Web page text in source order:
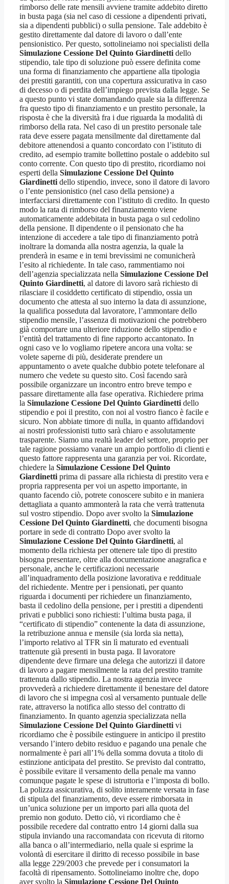
rimborso delle rate mensili avviene tramite addebito diretto
in busta paga (sia nel caso di cessione a dipendenti privati,
sia a dipendenti pubblici) o sulla pensione. Tale addebito è
gestito direttamente dal datore di lavoro o dall’ente
pensionistico. Per questo, sottolineiamo noi specialisti della
Simulazione Cessione Del Quinto Giardinetti dello
stipendio, tale tipo di soluzione può essere definita come
una forma di finanziamento che appartiene alla tipologia
dei prestiti garantiti, con una copertura assicurativa in caso
di decesso o di perdita dell’impiego prevista dalla legge. Se
a questo punto vi state domandando quale sia la differenza
fra questo tipo di finanziamento e un prestito personale, la
risposta è che la diversità fra i due riguarda la modalità di
rimborso della rata. Nel caso di un prestito personale tale
rata deve essere pagata mensilmente dal direttamente dal
debitore attenendosi a quanto concordato con l’istituto di
credito, ad esempio tramite bollettino postale o addebito sul
conto corrente. Con questo tipo di prestito, ricordiamo noi
esperti della Simulazione Cessione Del Quinto
Giardinetti dello stipendio, invece, sono il datore di lavoro
o l’ente pensionistico (nel caso della pensione) a
interfacciarsi direttamente con l’istituto di credito. In questo
modo la rata di rimborso del finanziamento viene
automaticamente addebitata in busta paga o sul cedolino
della pensione. Il dipendente o il pensionato che ha
intenzione di accedere a tale tipo di finanziamento potrà
inoltrare la domanda alla nostra agenzia, la quale la
prenderà in esame e in temi brevissimi ne comunicherà
l’esito al richiedente. In tale caso, rammentiamo noi
dell’agenzia specializzata nella Simulazione Cessione Del
Quinto Giardinetti, al datore di lavoro sarà richiesto di
rilasciare il cosiddetto certificato di stipendio, ossia un
documento che attesta al suo interno la data di assunzione,
la qualifica posseduta dal lavoratore, l’ammontare dello
stipendio mensile, l’assenza di motivazioni che potrebbero
già comportare una ulteriore riduzione dello stipendio e
l’entità del trattamento di fine rapporto accantonato. In
ogni caso ve lo vogliamo ripetere ancora una volta: se
volete saperne di più, desiderate prendere un
appuntamento o avete qualche dubbio potete telefonare al
numero che vedete su questo sito. Così facendo sarà
possibile organizzare un incontro entro breve tempo e
passare direttamente alla fase operativa. Richiedere prima
la Simulazione Cessione Del Quinto Giardinetti dello
stipendio e poi il prestito, con noi al vostro fianco è facile e
sicuro. Non abbiate timore di nulla, in quanto affidandovi
ai nostri professionisti tutto sarà chiaro e assolutamente
trasparente. Siamo una realtà leader del settore, proprio per
tale ragione possiamo vanare un ampio portfolio di clienti e
questo fattore rappresenta una garanzia per voi. Ricordate,
chiedere la Simulazione Cessione Del Quinto
Giardinetti prima di passare alla richiesta di prestito vera e
propria rappresenta per voi un aspetto importante, in
quanto facendo ciò, potrete conoscere subito e in maniera
dettagliata a quanto ammonterà la rata che verrà trattenuta
sul vostro stipendio. Dopo aver svolto la Simulazione
Cessione Del Quinto Giardinetti, che documenti bisogna
portare in sede di contratto Dopo aver svolto la
Simulazione Cessione Del Quinto Giardinetti, al
momento della richiesta per ottenere tale tipo di prestito
bisogna presentare, oltre alla documentazione anagrafica e
personale, anche le certificazioni necessarie
all’inquadramento della posizione lavorativa e reddituale
del richiedente. Mentre per i pensionati, per quanto
riguarda i documenti per richiedere un finanziamento,
basta il cedolino della pensione, per i prestiti a dipendenti
privati e pubblici sono richiesti: l’ultima busta paga, il
“certificato di stipendio” contenente la data di assunzione,
la retribuzione annua e mensile (sia lorda sia netta),
l’importo relativo al TFR sin lì maturato ed eventuali
trattenute già presenti in busta paga. Il lavoratore
dipendente deve firmare una delega che autorizzi il datore
di lavoro a pagare mensilmente la rata del prestito tramite
trattenuta dallo stipendio. La nostra agenzia invece
provvederà a richiedere direttamente il benestare del datore
di lavoro che si impegna così al versamento puntuale delle
rate, attraverso la notifica allo stesso del contratto di
finanziamento. In quanto agenzia specializzata nella
Simulazione Cessione Del Quinto Giardinetti vi
ricordiamo che è possibile estinguere in anticipo il prestito
versando l’intero debito residuo e pagando una penale che
normalmente è pari all’1% della somma dovuta a titolo di
estinzione anticipata del prestito. Se previsto dal contratto,
è possibile evitare il versamento della penale ma vanno
comunque pagate le spese di istruttoria e l’imposta di bollo.
La polizza assicurativa, di solito interamente versata in fase
di stipula del finanziamento, deve essere rimborsata in
un’unica soluzione per un importo pari alla quota del
premio non goduto. Detto ciò, vi ricordiamo che è
possibile recedere dal contratto entro 14 giorni dalla sua
stipula inviando una raccomandata con ricevuta di ritorno
alla banca o all’intermediario, nella quale si esprime la
volontà di esercitare il diritto di recesso possibile in base
alla legge 229/2003 che prevede per i consumatori la
facoltà di ripensamento. Sottolineiamo inoltre che, dopo
aver svolto la Simulazione Cessione Del Quinto